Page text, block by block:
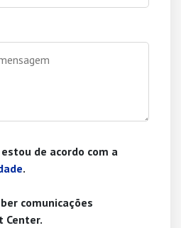
de acordo com a
.
comunicações
Center.